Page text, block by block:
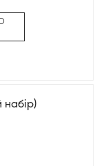
набір)